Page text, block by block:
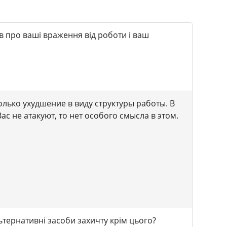
про ваші враження від роботи і ваш
ухудшение в виду структуры работы. В
не атакуют, то нет особого смысла в этом.
засоби захичту крім цього?